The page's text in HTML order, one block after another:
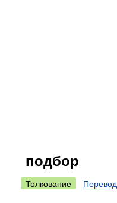
подбор
Толкование Перевод